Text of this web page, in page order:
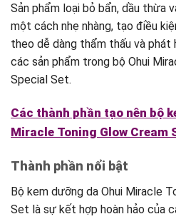
Sản phẩm loại bỏ bẩn, dầu thừa
một cách nhẹ nhàng, tạo điều
theo dễ dàng thẩm thấu và phát
các sản phẩm trong bộ Ohui
Special Set.
Các thành phần tạo nên bộ
Miracle Toning Glow Cream
Thành phần nổi bật
Bộ kem dưỡng da Ohui Miracle
Set là sự kết hợp hoàn hảo của